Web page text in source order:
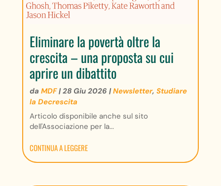
Eliminare la povertà oltre la
crescita – una proposta su cui
aprire un dibattito
da MDF|28 Giu 2026 |Newsletter, Studiare
la Decrescita
Articolo disponibile anche sul sito
dell'Associazione per la...
CONTINUA A LEGGERE